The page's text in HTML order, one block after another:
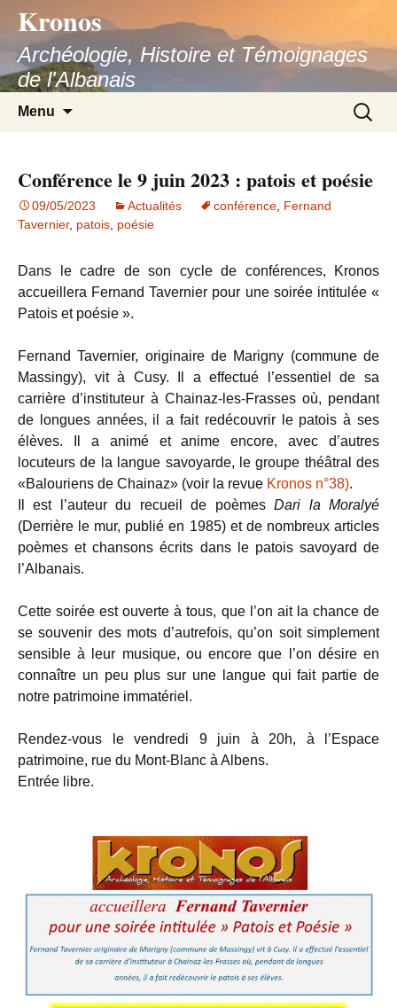
contenu
Kronos
Archéologie, Histoire et Témoignages
de l'Albanais
Menu
Conférence le 9 juin 2023 : patois et poésie
09/05/2023 Actualités conférence Fernand
Tavernier, patois poésie
Dans le cadre de son cycle de conférences, Kronos
accueillera Fernand Tavernier pour une soirée intitulée «
Patois et poésie ».
Fernand Tavernier, originaire de Marigny (commune de
Massingy), vit à Cusy. Il a effectué l’essentiel de sa
carrière d’instituteur à Chainaz-les-Frasses où, pendant
de longues années, il a fait redécouvrir le patois à ses
élèves. Il a animé et anime encore, avec d’autres
locuteurs de la langue savoyarde, le groupe théâtral des
«Balouriens de Chainaz» (voir la revue Kronos n°38).
Il est l’auteur du recueil de poèmesDari la Moralyé
(Derrière le mur, publié en 1985) et de nombreux articles
poèmes et chansons écrits dans le patois savoyard de
l’Albanais.
Cette soirée est ouverte à tous, que l’on ait la chance de
se souvenir des mots d’autrefois, qu’on soit simplement
sensible à leur musique, ou encore que l’on désire en
connaître un peu plus sur une langue qui fait partie de
notre patrimoine immatériel.
Rendez-vous le vendredi 9 juin à 20h, à l’Espace
patrimoine, rue du Mont-Blanc à Albens.
Entrée libre.